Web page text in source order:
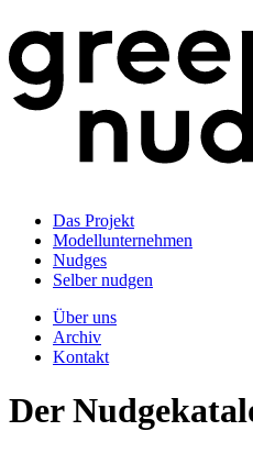
Das Projekt
Modellunternehmen
Nudges
Selber nudgen
Über uns
Archiv
Kontakt
Der